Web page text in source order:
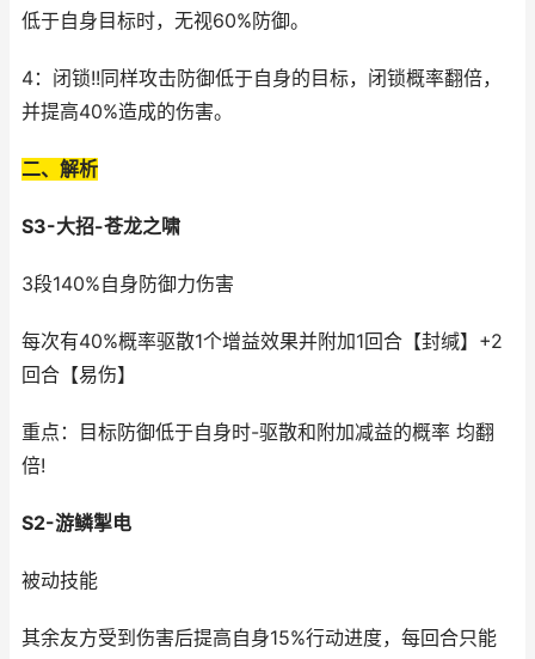
低于自身目标时，无视60%防御。
4：闭锁!!同样攻击防御低于自身的目标，闭锁概率翻倍，
并提高40%造成的伤害。
二、解析
S3-大招-苍龙之啸
3段140%自身防御力伤害
每次有40%概率驱散1个增益效果并附加1回合【封缄】+2
回合【易伤】
重点：目标防御低于自身时-驱散和附加减益的概率 均翻
倍!
S2-游鳞掣电
被动技能
其余友方受到伤害后提高自身15%行动进度，每回合只能